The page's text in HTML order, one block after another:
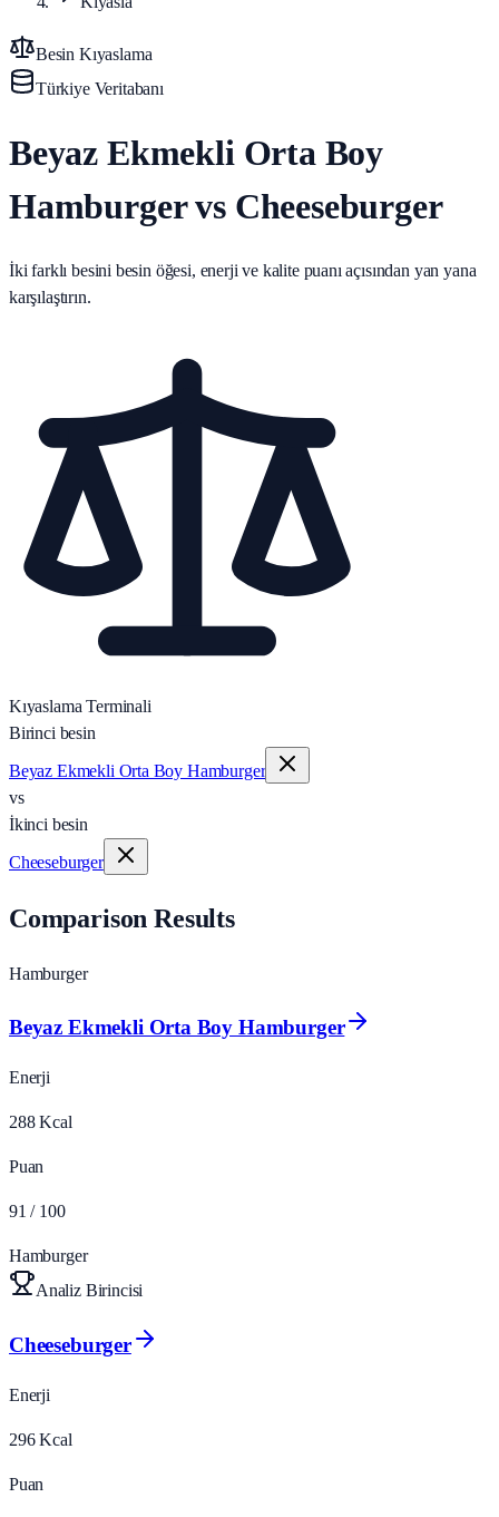
Besin Kıyaslama
Türkiye Veritabanı
Beyaz Ekmekli Orta Boy
Hamburger vs Cheeseburger
İki farklı besini besin öğesi, enerji ve kalite puanı açısından yan yana
karşılaştırın.
Kıyaslama Terminali
Birinci besin
Beyaz Ekmekli Orta Boy Hamburger
vs
İkinci besin
Cheeseburger
Comparison Results
Hamburger
Beyaz Ekmekli Orta Boy Hamburger
Enerji
288 Kcal
Puan
91 / 100
Hamburger
Analiz Birincisi
Cheeseburger
Enerji
296 Kcal
Puan